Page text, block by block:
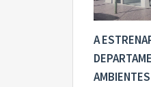
A